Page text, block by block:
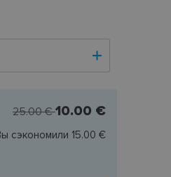
25.00 €10.00 €
сэкономили 15.00 €